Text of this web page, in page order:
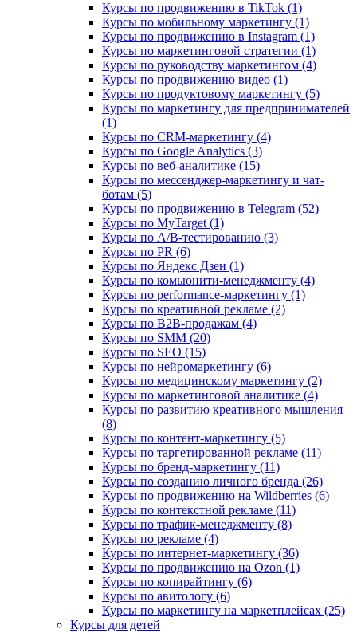
Курсы по продвижению в TikTok (1)
Курсы по мобильному маркетингу (1)
Курсы по продвижению в Instagram (1)
Курсы по маркетинговой стратегии (1)
Курсы по руководству маркетингом (4)
Курсы по продвижению видео (1)
Курсы по продуктовому маркетингу (5)
Курсы по маркетингу для предпринимателей
(1)
Курсы по CRM-маркетингу (4)
Курсы по Google Analytics (3)
Курсы по веб-аналитике (15)
Курсы по мессенджер-маркетингу и чат-
ботам (5)
Курсы по продвижению в Telegram (52)
Курсы по MyTarget (1)
Курсы по A/B-тестированию (3)
Курсы по PR (6)
Курсы по Яндекс Дзен (1)
Курсы по комьюнити-менеджменту (4)
Курсы по performance-маркетингу (1)
Курсы по креативной рекламе (2)
Курсы по B2B-продажам (4)
Курсы по SMM (20)
Курсы по SEO (15)
Курсы по нейромаркетингу (6)
Курсы по медицинскому маркетингу (2)
Курсы по маркетинговой аналитике (4)
Курсы по развитию креативного мышления
(8)
Курсы по контент-маркетингу (5)
Курсы по таргетированной рекламе (11)
Курсы по бренд-маркетингу (11)
Курсы по созданию личного бренда (26)
Курсы по продвижению на Wildberries (6)
Курсы по контекстной рекламе (11)
Курсы по трафик-менеджменту (8)
Курсы по рекламе (4)
Курсы по интернет-маркетингу (36)
Курсы по продвижению на Ozon (1)
Курсы по копирайтингу (6)
Курсы по авитологу (6)
Курсы по маркетингу на маркетплейсах (25)
Курсы для детей